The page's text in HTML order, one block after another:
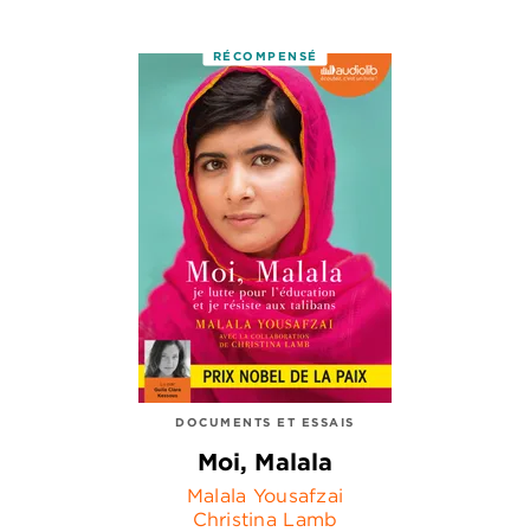
RÉCOMPENSÉ
DOCUMENTS ET ESSAIS
Moi, Malala
Malala Yousafzai
Christina Lamb